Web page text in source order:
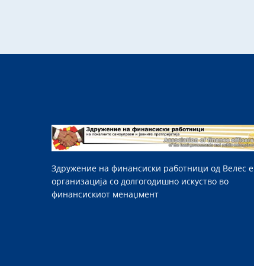
Здружение на финансиски работници од Велес е
организација со долгогодишно искуство во
финансискиот менаџмент